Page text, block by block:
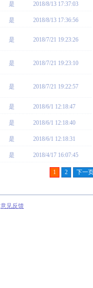
是 2018/8/13 17:37:03
是 2018/8/13 17:36:56
是 2018/7/21 19:23:26
是 2018/7/21 19:23:10
是 2018/7/21 19:22:57
是 2018/6/1 12:18:47
是 2018/6/1 12:18:40
是 2018/6/1 12:18:31
是 2018/4/17 16:07:45
1 2 下一
意见反馈